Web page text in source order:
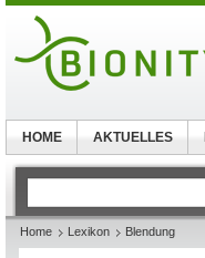
Home Lexikon Blendung
HOME AKTUELLES